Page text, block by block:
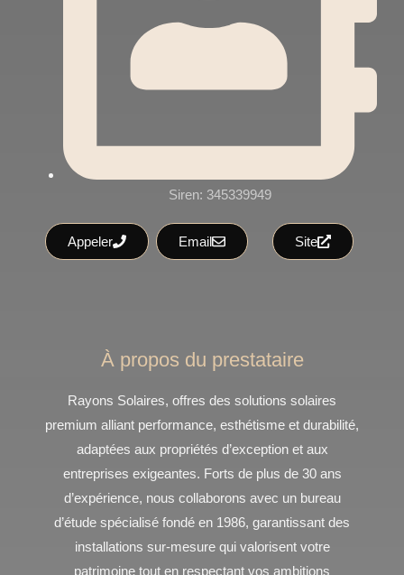
Siren: 345339949
Appeler Email Site
À propos du prestataire
Rayons Solaires, offres des solutions solaires
premium alliant performance, esthétisme et durabilité,
adaptées aux propriétés d’exception et aux
entreprises exigeantes. Forts de plus de 30 ans
d’expérience, nous collaborons avec un bureau
d’étude spécialisé fondé en 1986, garantissant des
installations sur-mesure qui valorisent votre
patrimoine tout en respectant vos ambitions